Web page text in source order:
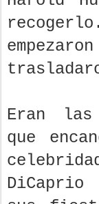
Harold
Eran las
que